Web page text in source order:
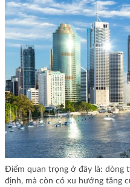
Điểm quan trọng ở đây là: dòng
định, mà còn có xu hướng tăng